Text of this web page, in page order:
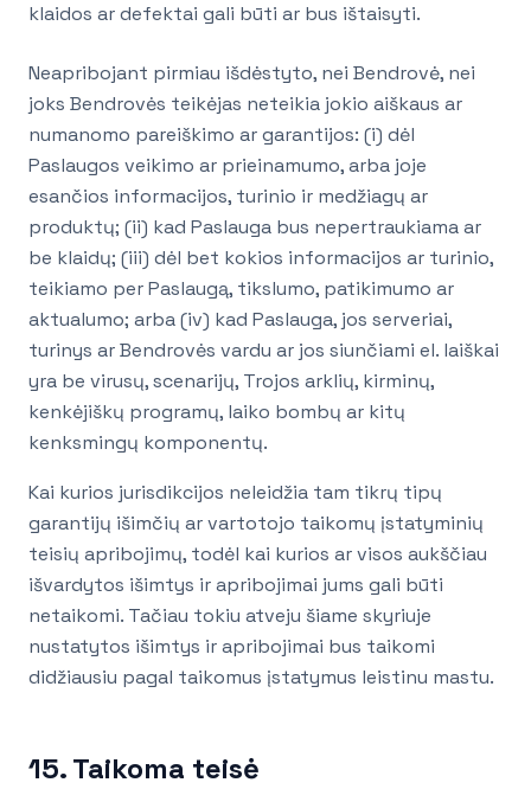
klaidos ar defektai gali būti ar bus ištaisyti.
Neapribojant pirmiau išdėstyto, nei Bendrovė, nei
joks Bendrovės teikėjas neteikia jokio aiškaus ar
numanomo pareiškimo ar garantijos: (i) dėl
Paslaugos veikimo ar prieinamumo, arba joje
esančios informacijos, turinio ir medžiagų ar
produktų; (ii) kad Paslauga bus nepertraukiama ar
be klaidų; (iii) dėl bet kokios informacijos ar turinio,
teikiamo per Paslaugą, tikslumo, patikimumo ar
aktualumo; arba (iv) kad Paslauga, jos serveriai,
turinys ar Bendrovės vardu ar jos siunčiami el. laiškai
yra be virusų, scenarijų, Trojos arklių, kirminų,
kenkėjiškų programų, laiko bombų ar kitų
kenksmingų komponentų.
Kai kurios jurisdikcijos neleidžia tam tikrų tipų
garantijų išimčių ar vartotojo taikomų įstatyminių
teisių apribojimų, todėl kai kurios ar visos aukščiau
išvardytos išimtys ir apribojimai jums gali būti
netaikomi. Tačiau tokiu atveju šiame skyriuje
nustatytos išimtys ir apribojimai bus taikomi
didžiausiu pagal taikomus įstatymus leistinu mastu.
15. Taikoma teisė